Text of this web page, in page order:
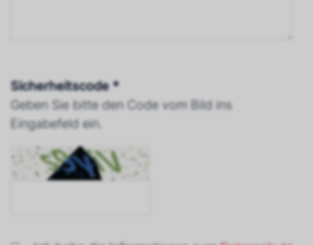
Sicherheitscode *
Geben Sie bitte den Code vom Bild ins
Eingabefeld ein.